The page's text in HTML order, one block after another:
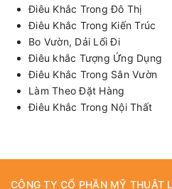
Điêu Khắc Trong Đô Thị
Điêu Khắc Trong Kiến Trúc
Bo Vườn, Dải Lối Đi
Điêu khắc Tượng Ứng Dụng
Điêu Khắc Trong Sân Vườn
Làm Theo Đặt Hàng
Điêu Khắc Trong Nội Thất
CÔNG TY CỔ PHẦN MỸ THUẬT